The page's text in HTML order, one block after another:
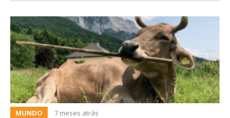
MUNDO 7 meses atrás